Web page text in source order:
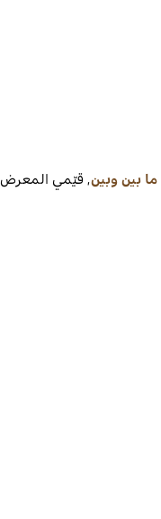
ما بين وبين,قيّمي المعرض